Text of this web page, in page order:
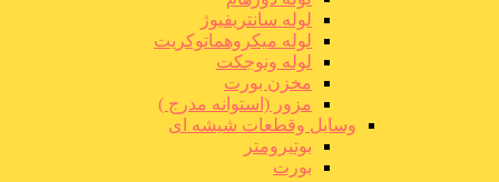
لوله سانتریفیوژ
لوله میکروهماتوکریت
لوله ونوجکت
مخزن بورت
مزور (استوانه مدرج )
وسایل وقطعات شیشه ای
بوتیرومتر
بورت